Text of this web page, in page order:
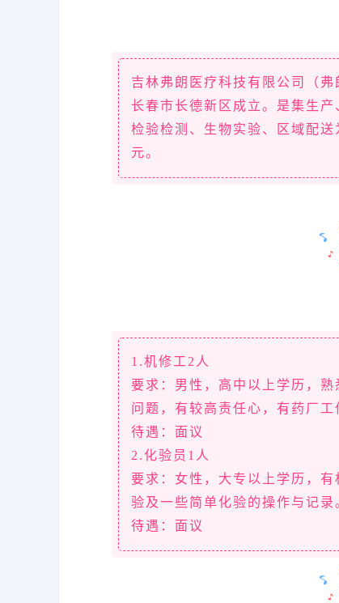
吉林弗朗医疗科技有限公司（
长春市长德新区成立。是集生
检验检测、生物实验、区域配
元。
1.机修工2人
要求：男性，高中以上学历，
问题，有较高责任心，有药厂工
待遇：面议
2.化验员1人
要求：女性，大专以上学历，
验及一些简单化验的操作与记录
待遇：面议